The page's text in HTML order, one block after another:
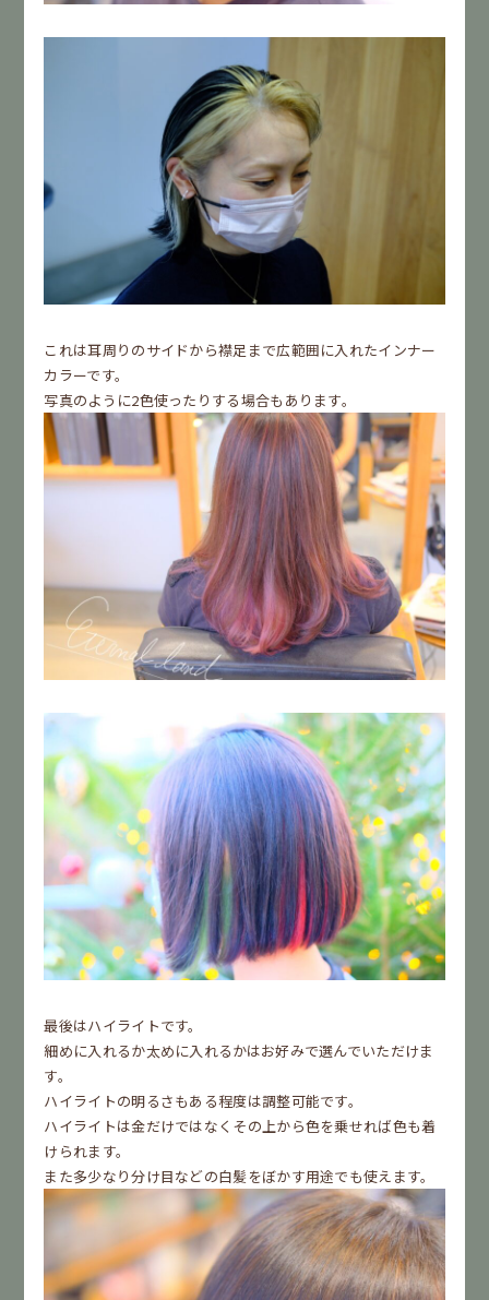
これは耳周りのサイドから襟足まで広範囲に入れたインナー
カラーです。
写真のように2色使ったりする場合もあります。
最後はハイライトです。
細めに入れるか太めに入れるかはお好みで選んでいただけま
す。
ハイライトの明るさもある程度は調整可能です。
ハイライトは金だけではなくその上から色を乗せれば色も着
けられます。
また多少なり分け目などの白髪をぼかす用途でも使えます。